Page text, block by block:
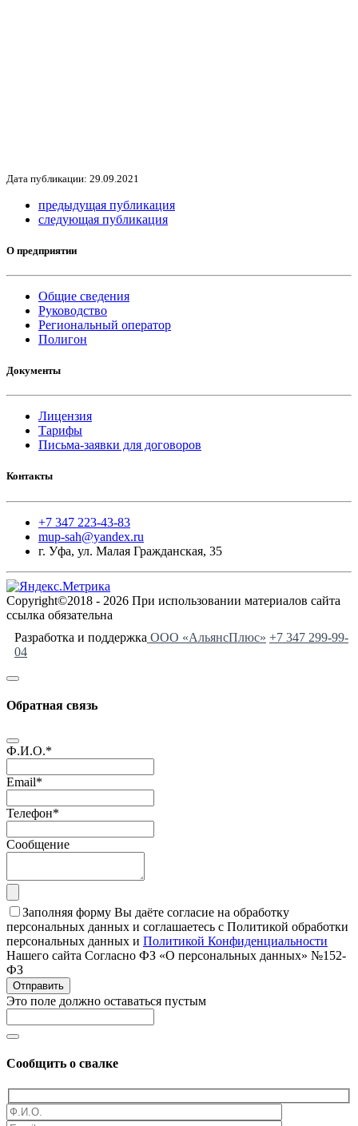
Дата публикации: 29.09.2021
предыдущая публикация
следующая публикация
О предприятии
Общие сведения
Руководство
Региональный оператор
Полигон
Документы
Лицензия
Тарифы
Письма-заявки для договоров
Контакты
+7 347 223-43-83
mup-sah@yandex.ru
г. Уфа, ул. Малая Гражданская, 35
Copyright©2018 - 2026 При использовании материалов сайта
ссылка обязательна
Разработка и поддержка ООО «АльянсПлюс» +7 347 299-99-
04
Обратная связь
Ф.И.О.*
Email*
Телефон*
Сообщение
Заполняя форму Вы даёте согласие на обработку
персональных данных и соглашаетесь с Политикой обработки
персональных данных и Политикой Конфиденциальности
Нашего сайта Согласно ФЗ «О персональных данных» №152-
ФЗ
Отправить
Это поле должно оставаться пустым
Сообщить о свалке